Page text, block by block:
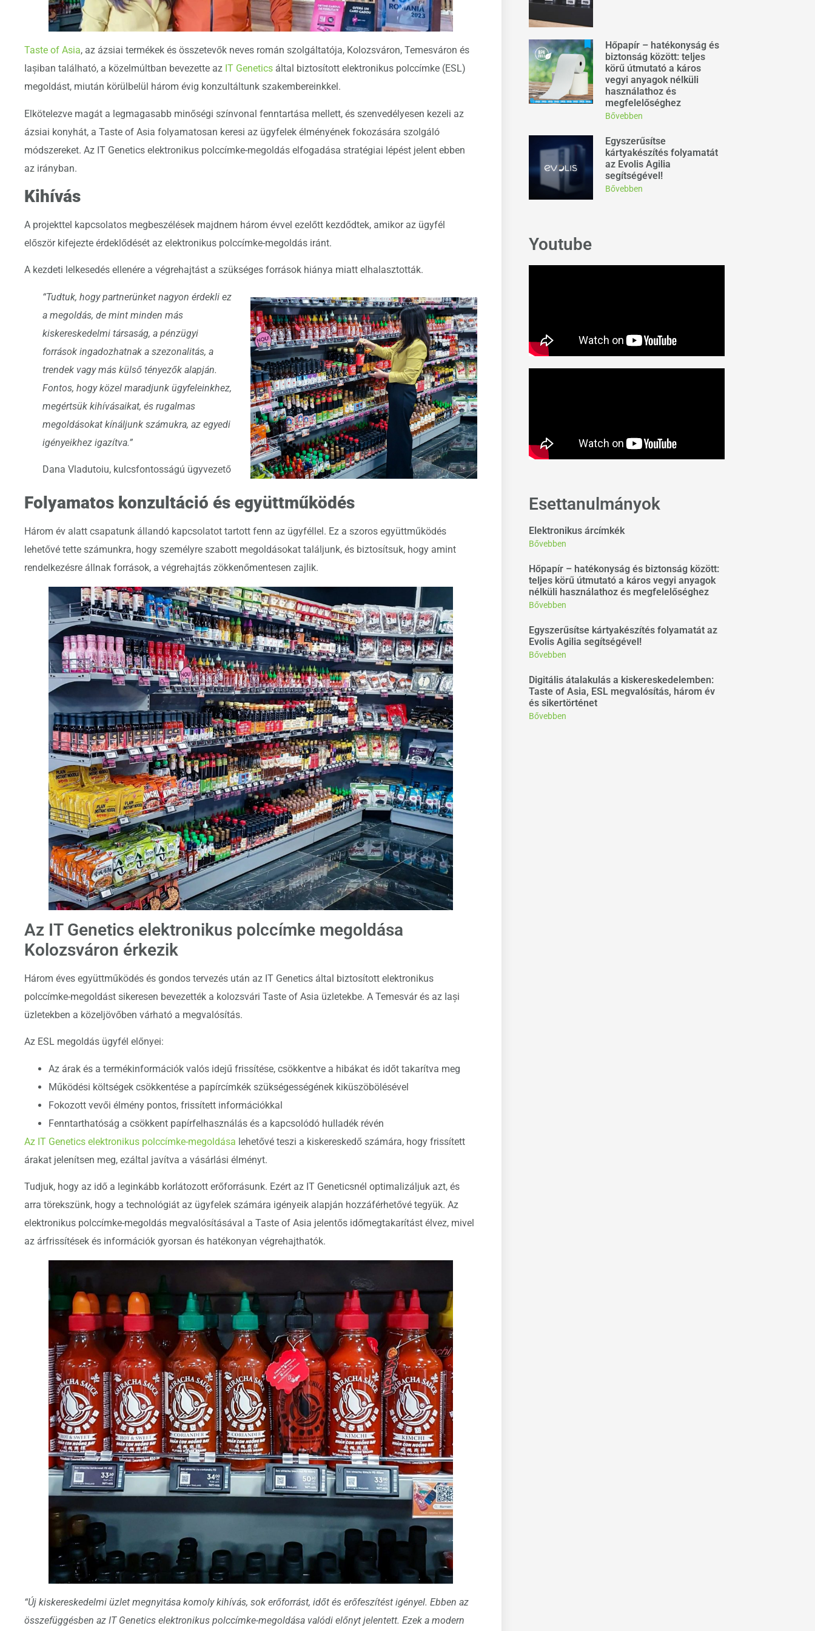
Taste of Asia, az ázsiai termékek és összetevők neves román szolgáltatója, Kolozsváron, Temesváron és
Iașiban található, a közelmúltban bevezette az IT Genetics által biztosított elektronikus polccímke (ESL)
megoldást, miután körülbelül három évig konzultáltunk szakembereinkkel.
Elkötelezve magát a legmagasabb minőségi színvonal fenntartása mellett, és szenvedélyesen kezeli az
ázsiai konyhát, a Taste of Asia folyamatosan keresi az ügyfelek élményének fokozására szolgáló
módszereket. Az IT Genetics elektronikus polccímke-megoldás elfogadása stratégiai lépést jelent ebben
az irányban.
Kihívás
A projekttel kapcsolatos megbeszélések majdnem három évvel ezelőtt kezdődtek, amikor az ügyfél
először kifejezte érdeklődését az elektronikus polccímke-megoldás iránt.
A kezdeti lelkesedés ellenére a végrehajtást a szükséges források hiánya miatt elhalasztották.
“Tudtuk, hogy partnerünket nagyon érdekli ez
a megoldás, de mint minden más
kiskereskedelmi társaság, a pénzügyi
források ingadozhatnak a szezonalitás, a
trendek vagy más külső tényezők alapján.
Fontos, hogy közel maradjunk ügyfeleinkhez,
megértsük kihívásaikat, és rugalmas
megoldásokat kínáljunk számukra, az egyedi
igényeikhez igazítva.”
Dana Vladutoiu, kulcsfontosságú ügyvezető
Folyamatos konzultáció és együttműködés
Három év alatt csapatunk állandó kapcsolatot tartott fenn az ügyféllel. Ez a szoros együttműködés
lehetővé tette számunkra, hogy személyre szabott megoldásokat találjunk, és biztosítsuk, hogy amint
rendelkezésre állnak források, a végrehajtás zökkenőmentesen zajlik.
Az IT Genetics elektronikus polccímke megoldása
Kolozsváron érkezik
Három éves együttműködés és gondos tervezés után az IT Genetics által biztosított elektronikus
polccímke-megoldást sikeresen bevezették a kolozsvári Taste of Asia üzletekbe. A Temesvár és az Iași
üzletekben a közeljövőben várható a megvalósítás.
Az ESL megoldás ügyfél előnyei:
Az árak és a termékinformációk valós idejű frissítése, csökkentve a hibákat és időt takarítva meg
Működési költségek csökkentése a papírcímkék szükségességének kiküszöbölésével
Fokozott vevői élmény pontos, frissített információkkal
Fenntarthatóság a csökkent papírfelhasználás és a kapcsolódó hulladék révén
Az IT Genetics elektronikus polccímke-megoldása lehetővé teszi a kiskereskedő számára, hogy frissített
árakat jelenítsen meg, ezáltal javítva a vásárlási élményt.
Tudjuk, hogy az idő a leginkább korlátozott erőforrásunk. Ezért az IT Geneticsnél optimalizáljuk azt, és
arra törekszünk, hogy a technológiát az ügyfelek számára igényeik alapján hozzáférhetővé tegyük. Az
elektronikus polccímke-megoldás megvalósításával a Taste of Asia jelentős időmegtakarítást élvez, mivel
az árfrissítések és információk gyorsan és hatékonyan végrehajthatók.
“Új kiskereskedelmi üzlet megnyitása komoly kihívás, sok erőforrást, időt és erőfeszítést igényel. Ebben az
összefüggésben az IT Genetics elektronikus polccímke-megoldása valódi előnyt jelentett. Ezek a modern
Hőpapír – hatékonyság és
biztonság között: teljes
körű útmutató a káros
vegyi anyagok nélküli
használathoz és
megfelelőséghez
Bővebben
Egyszerűsítse
kártyakészítés folyamatát
az Evolis Agilia
segítségével!
Bővebben
Youtube
Esettanulmányok
Elektronikus árcímkék
Bővebben
Hőpapír – hatékonyság és biztonság között:
teljes körű útmutató a káros vegyi anyagok
nélküli használathoz és megfelelőséghez
Bővebben
Egyszerűsítse kártyakészítés folyamatát az
Evolis Agilia segítségével!
Bővebben
Digitális átalakulás a kiskereskedelemben:
Taste of Asia, ESL megvalósítás, három év
és sikertörténet
Bővebben